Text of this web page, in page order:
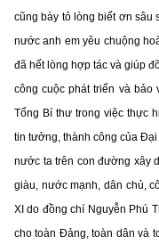
cũng bày tỏ lòng biết ơn sâu
nước anh em yêu chuộng
đã hết lòng hợp tác và giúp
công cuộc phát triển và bảo
Tổng Bí thư trong việc thực
tin tưởng, thành công của
nước ta trên con đường xây
giàu, nước mạnh, dân chủ,
XI do đồng chí Nguyễn Phú
cho toàn Đảng, toàn dân và